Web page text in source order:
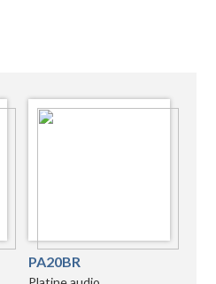
PA20BR